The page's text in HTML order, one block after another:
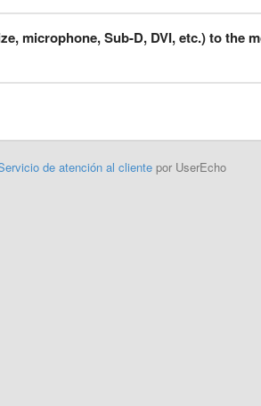
microphone, Sub-D, DVI, etc.) to the
de atención al clientepor UserEcho